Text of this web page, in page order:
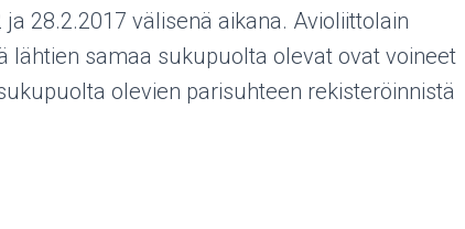
28.2.2017 välisenä aikana. Avioliittolain
lähtien samaa sukupuolta olevat ovat voineet
olevien parisuhteen rekisteröinnistä